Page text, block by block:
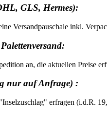
GLS, Hermes):
Versandpauschale inkl.
an, die aktuellen Preise
nur auf Anfrage) :
erfragen (i.d.R.